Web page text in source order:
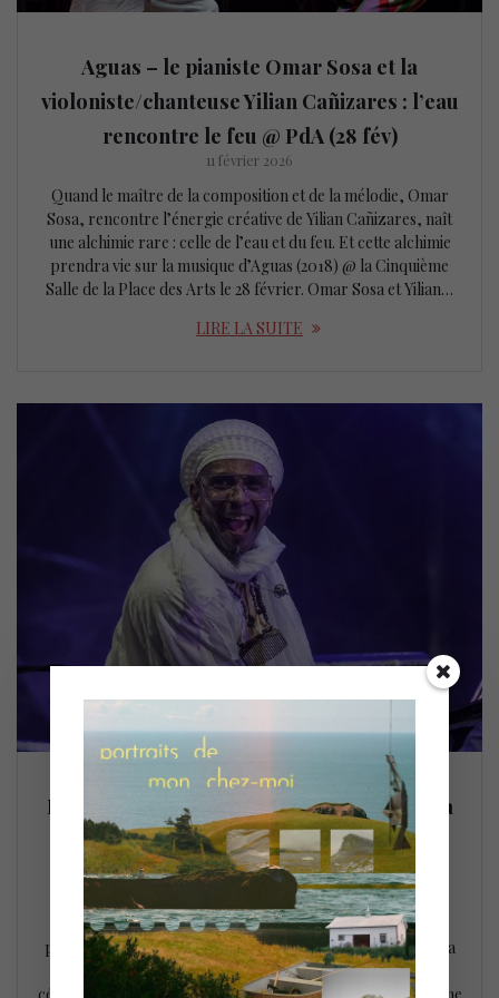
Aguas – le pianiste Omar Sosa et la
violoniste/chanteuse Yilian Cañizares : l’eau
rencontre le feu @ PdA (28 fév)
11 février 2026
Quand le maître de la composition et de la mélodie, Omar
Sosa, rencontre l’énergie créative de Yilian Cañizares, naît
une alchimie rare : celle de l’eau et du feu. Et cette alchimie
prendra vie sur la musique d’Aguas (2018) @ la Cinquième
Salle de la Place des Arts le 28 février. Omar Sosa et Yilian…
LIRE LA SUITE
Entrevue : Charlotte rencontre Omar Sosa
qui nous parle d’Aguas @ PdA (28 fév)
28 janvier 2026
Le pianiste Omar Sosa et la violoniste-chanteuse Yilian
Cañizares présenteront la musique d’Aguas (2018) avec le
percussionniste Gustovo Ovalles le 28 février prochain @ la
Place de Arts. Nous avons eu l’occasion de discuter avec le